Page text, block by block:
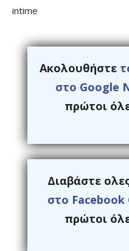
intime
Ακολουθήστε
στο Google
πρώτοι
Διαβάστε
στο Facebook
πρώτοι